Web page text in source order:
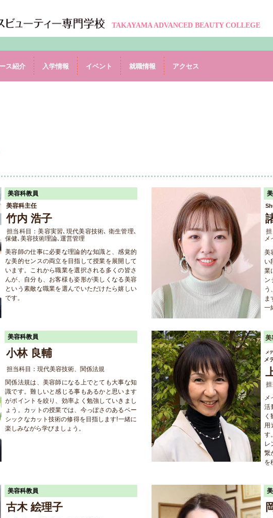
TAKAYAMA ADVANCED BEAUTY COLLEGE
ス紹介 入学情報 イベント 就職情報 アクセス
美容科教員
美容科主任
竹内 浩子
担当科目：美容実習､現代美容技術､ 衛生管理､
保健､美容技術理論､運営管理
美容師の仕事に必要な理論的な知識と、感覚的
な美的センスの両立を目指して授業を展開して
います。これから職業を選択される多くの皆さ
んが、自分も、お客様も姿形が美しくなる美容
という素敵な職業を選んでいただけたら嬉しい
です。
メ
美
い
業
ン
う
ま
一
美容科教員
小林 良輔
担当科目：現代美容技術、関係法規
関係法規は、美容師になる上でとても大事な知
識です。難しいと感じる事もあるかと思います
がポイントを絞り、効率よく勉強していきまし
ょう。カットの授業では、今っぽさのあるベー
シックなカット技術の修得を目指します!一緒に
楽しみながら学びましょう。
美
メ
メ
メ
活
く
用
す
レ
繋
を
美容科教員
古木 絵理子